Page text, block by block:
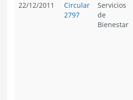
22/12/2011
Circular
2797
Servicios
de
Bienestar